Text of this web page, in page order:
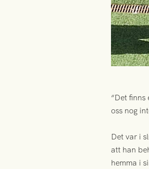
“Det
oss nog
Det var i
att han
hemma i